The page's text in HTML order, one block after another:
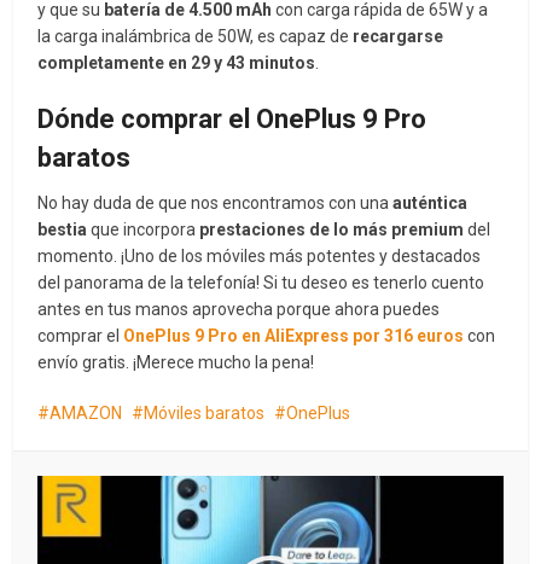
y que su batería de 4.500 mAh con carga rápida de 65W y a
la carga inalámbrica de 50W, es capaz de recargarse
completamente en 29 y 43 minutos.
Dónde comprar el OnePlus 9 Pro
baratos
No hay duda de que nos encontramos con unaauténtica
bestiaque incorpora prestaciones de lo más premium del
momento. ¡Uno de los móviles más potentes y destacados
del panorama de la telefonía! Si tu deseo es tenerlo cuento
antes en tus manos aprovecha porque ahora puedes
comprar el OnePlus 9 Pro en AliExpress por 316 euros con
envío gratis. ¡Merece mucho la pena!
AMAZON Móviles baratos OnePlus